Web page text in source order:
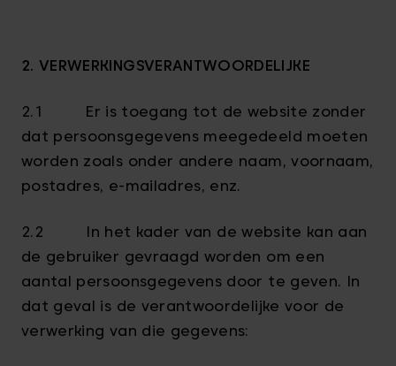
2. VERWERKINGSVERANTWOORDELIJKE
2.1 Er is toegang tot de website zonder
dat persoonsgegevens meegedeeld moeten
worden zoals onder andere naam, voornaam,
postadres, e-mailadres, enz.
2.2 In het kader van de website kan aan
de gebruiker gevraagd worden om een
aantal persoonsgegevens door te geven. In
dat geval is de verantwoordelijke voor de
verwerking van die gegevens: